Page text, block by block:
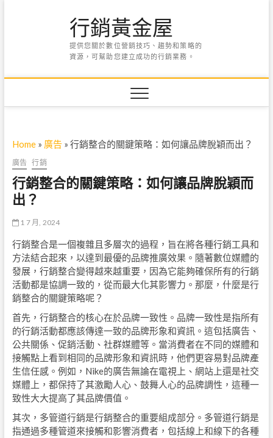
行銷黃金屋
提供您關於數位營銷技巧、趨勢和策略的
資源，可幫助您建立成功的行銷業務。
Home» 廣告» 行銷整合的關鍵策略：如何讓品牌脫穎而出？
廣告 行銷
行銷整合的關鍵策略：如何讓品牌脫穎而
出？
1 7 月, 2024
行銷整合是一個複雜且多層次的過程，旨在將各種行銷工具和
方法結合起來，以達到最優的品牌推廣效果。隨著數位媒體的
發展，行銷整合變得越來越重要，因為它能夠確保所有的行銷
活動都是協調一致的，從而最大化其影響力。那麼，什麼是行
銷整合的關鍵策略呢？
首先，行銷整合的核心在於品牌一致性。品牌一致性是指所有
的行銷活動都應該傳達一致的品牌形象和資訊。這包括廣告、
公共關係、促銷活動、社群媒體等。當消費者在不同的媒體和
接觸點上看到相同的品牌形象和資訊時，他們更容易對品牌產
生信任感。例如，Nike的廣告無論在電視上、網站上還是社交
媒體上，都保持了其激勵人心、鼓舞人心的品牌調性，這種一
致性大大提高了其品牌價值。
其次，多管道行銷是行銷整合的重要組成部分。多管道行銷是
指通過多種管道來接觸和影響消費者，包括線上和線下的各種